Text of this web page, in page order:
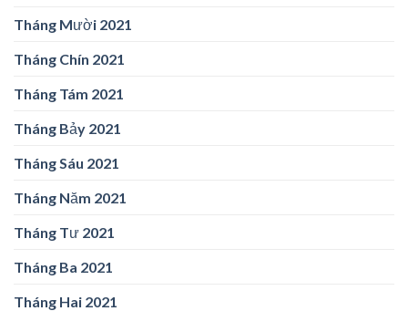
Tháng Mười 2021
Tháng Chín 2021
Tháng Tám 2021
Tháng Bảy 2021
Tháng Sáu 2021
Tháng Năm 2021
Tháng Tư 2021
Tháng Ba 2021
Tháng Hai 2021